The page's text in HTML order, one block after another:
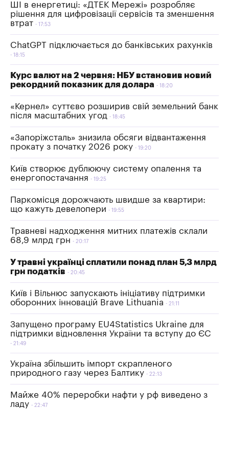
ШІ в енергетиці: «ДТЕК Мережі» розробляє
рішення для цифровізації сервісів та зменшення
втрат
17:53
ChatGPT підключається до банківських рахунків
18:15
Курс валют на 2 червня: НБУ встановив новий
рекордний показник для долара
18:20
«Кернел» суттєво розширив свій земельний банк
після масштабних угод
18:45
«Запоріжсталь» знизила обсяги відвантаження
прокату з початку 2026 року
19:20
Київ створює дублюючу систему опалення та
енергопостачання
19:25
Паркомісця дорожчають швидше за квартири:
що кажуть девелопери
19:55
Травневі надходження митних платежів склали
68,9 млрд грн
20:17
У травні українці сплатили понад план 5,3 млрд
грн податків
20:45
Київ і Вільнюс запускають ініціативу підтримки
оборонних інновацій Brave Lithuania
21:11
Запущено програму EU4Statistics Ukraine для
підтримки відновлення України та вступу до ЄС
21:49
Україна збільшить імпорт скрапленого
природного газу через Балтику
22:13
Майже 40% переробки нафти у рф виведено з
ладу
22:47